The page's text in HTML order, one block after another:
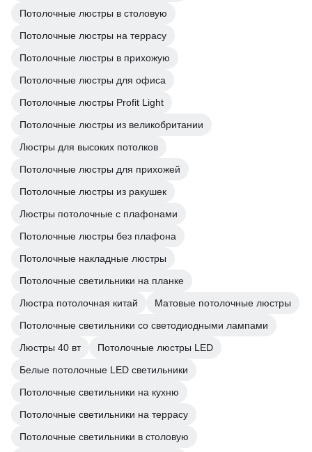
Потолочные люстры в столовую
Потолочные люстры на террасу
Потолочные люстры в прихожую
Потолочные люстры для офиса
Потолочные люстры Profit Light
Потолочные люстры из великобритании
Люстры для высоких потолков
Потолочные люстры для прихожей
Потолочные люстры из ракушек
Люстры потолочные с плафонами
Потолочные люстры без плафона
Потолочные накладные люстры
Потолочные светильники на планке
Люстра потолочная китай
Матовые потолочные люстры
Потолочные светильники со светодиодными лампами
Люстры 40 вт
Потолочные люстры LED
Белые потолочные LED светильники
Потолочные светильники на кухню
Потолочные светильники на террасу
Потолочные светильники в столовую